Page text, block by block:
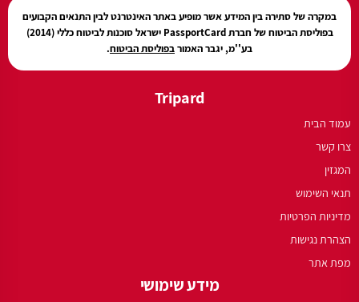
במקרה של סתירה בין המידע אשר מופיע באתר האינטרנט לבין התנאים הקבועים
בפוליסת הביטוח של חברת PassportCard ישראל סוכנות לביטוח כללי (2014)
בע''מ, יגבר האמורבפוליסת הביטוח.
Tripard
עמוד הבית
צרו קשר
המגזין
תנאי השימוש
מדיניות הפרטיות
הצהרת נגישות
מפת אתר
מידע שימושי